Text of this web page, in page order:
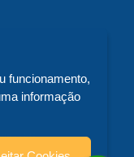
- - SC
funcionamento,
informação